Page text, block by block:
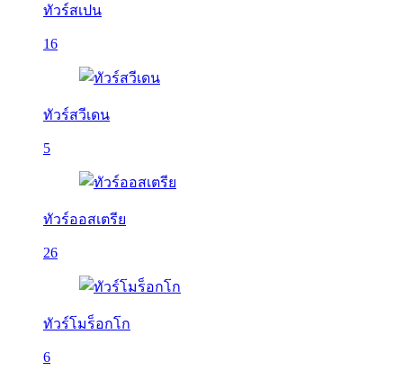
ทัวร์สเปน
16
ทัวร์สวีเดน
5
ทัวร์ออสเตรีย
26
ทัวร์โมร็อกโก
6